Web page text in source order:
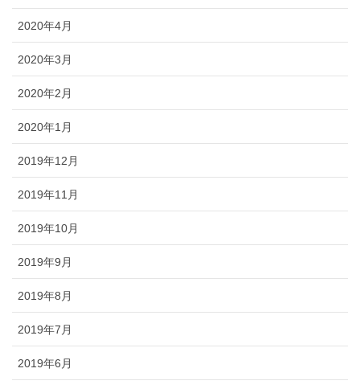
2020年4月
2020年3月
2020年2月
2020年1月
2019年12月
2019年11月
2019年10月
2019年9月
2019年8月
2019年7月
2019年6月